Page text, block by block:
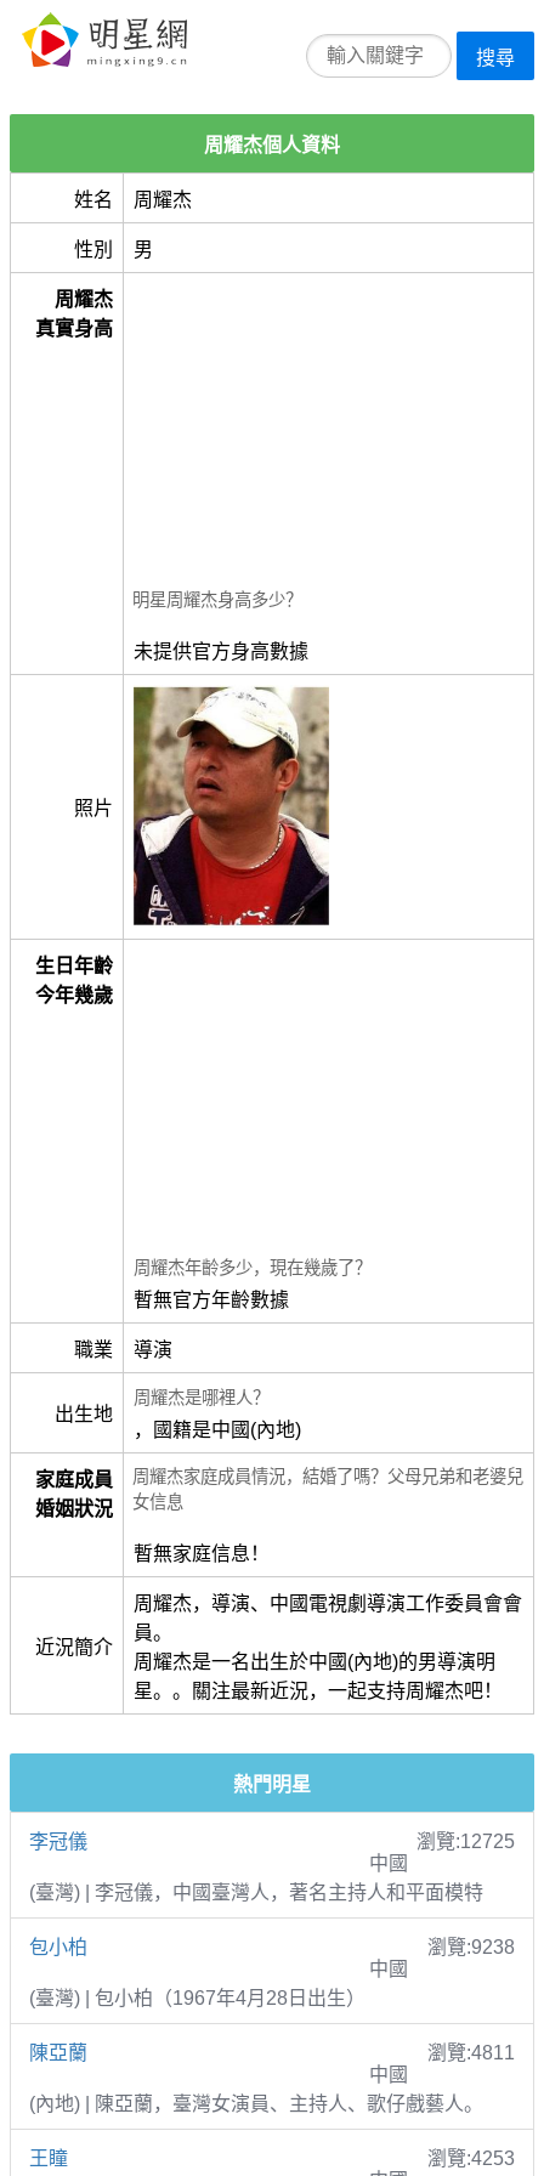
搜尋
周耀杰個人資料
姓名 周耀杰
性別 男
周耀杰
真實身高
明星周耀杰身高多少？
未提供官方身高數據
照片
生日年齡
今年幾歲
周耀杰年齡多少，現在幾歲了？
暫無官方年齡數據
職業 導演
出生地
周耀杰是哪裡人？
，國籍是中國(內地)
家庭成員
婚姻狀況
周耀杰家庭成員情況，結婚了嗎？父母兄弟和老婆兒
女信息
暫無家庭信息！
近況簡介
周耀杰，導演、中國電視劇導演工作委員會會
員。
周耀杰是一名出生於中國(內地)的男導演明
星。。關注最新近況，一起支持周耀杰吧！
熱門明星
李冠儀
瀏覽:12725
中國
(臺灣) | 李冠儀，中國臺灣人，著名主持人和平面模特
包小柏
瀏覽:9238
中國
(臺灣) | 包小柏（1967年4月28日出生）
陳亞蘭
瀏覽:4811
中國
(內地) | 陳亞蘭，臺灣女演員、主持人、歌仔戲藝人。
王瞳
瀏覽:4253